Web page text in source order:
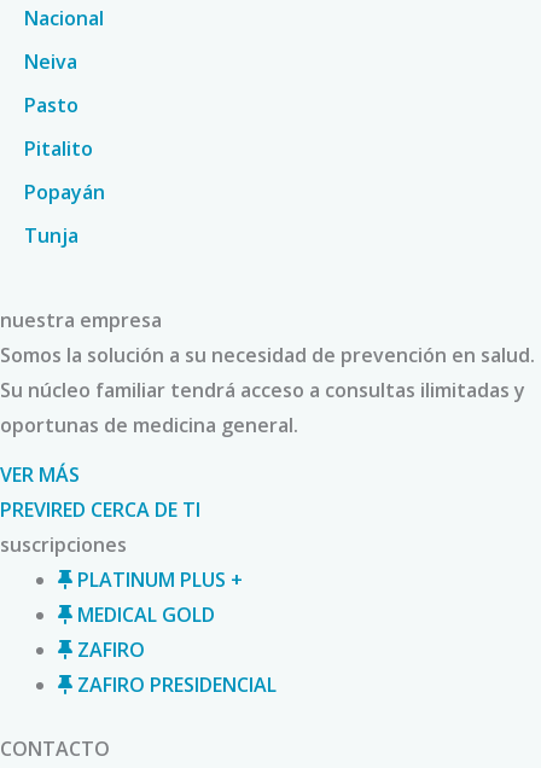
Nacional
Neiva
Pasto
Pitalito
Popayán
Tunja
nuestra empresa
Somos la solución a su necesidad de prevención en salud.
Su núcleo familiar tendrá acceso a consultas ilimitadas y
oportunas de medicina general.
VER MÁS
PREVIRED CERCA DE TI
suscripciones
PLATINUM PLUS +
MEDICAL GOLD
ZAFIRO
ZAFIRO PRESIDENCIAL
CONTACTO